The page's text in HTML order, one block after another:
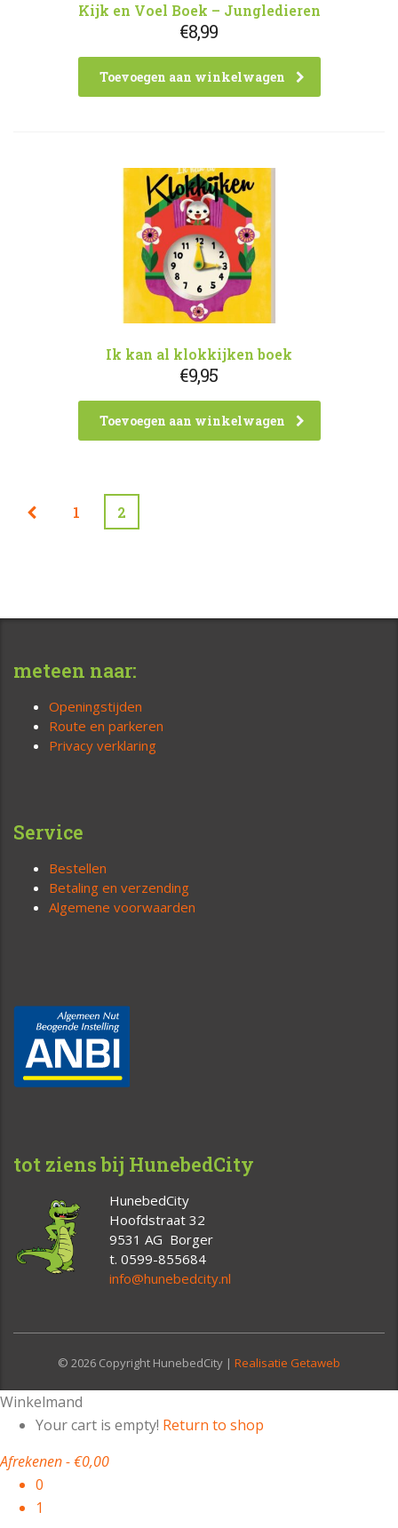
Kijk en Voel Boek – Jungledieren
€8,99
Toevoegen aan winkelwagen
Ik kan al klokkijken boek
€9,95
Toevoegen aan winkelwagen
1 2
meteen naar:
Openingstijden
Route en parkeren
Privacy verklaring
Service
Bestellen
Betaling en verzending
Algemene voorwaarden
tot ziens bij HunebedCity
HunebedCity
Hoofdstraat 32
9531 AG Borger
t. 0599-855684
info@hunebedcity.nl
© 2026 Copyright HunebedCity | Realisatie Getaweb
Winkelmand
Your cart is empty! Return to shop
Afrekenen-€0,00
0
1